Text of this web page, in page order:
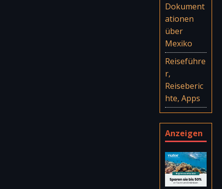
Dokument
ationen
über
Mexiko
Reiseführe
r,
Reiseberic
hte, Apps
Anzeigen